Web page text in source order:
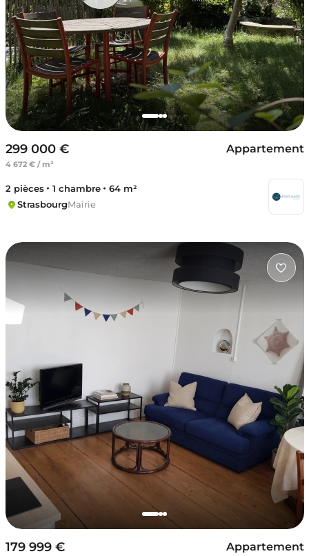
299 000 €
4 672 € / m²
Appartement
2 pièces 1 chambre
64 m²
StrasbourgMairie
179 999 € Appartement